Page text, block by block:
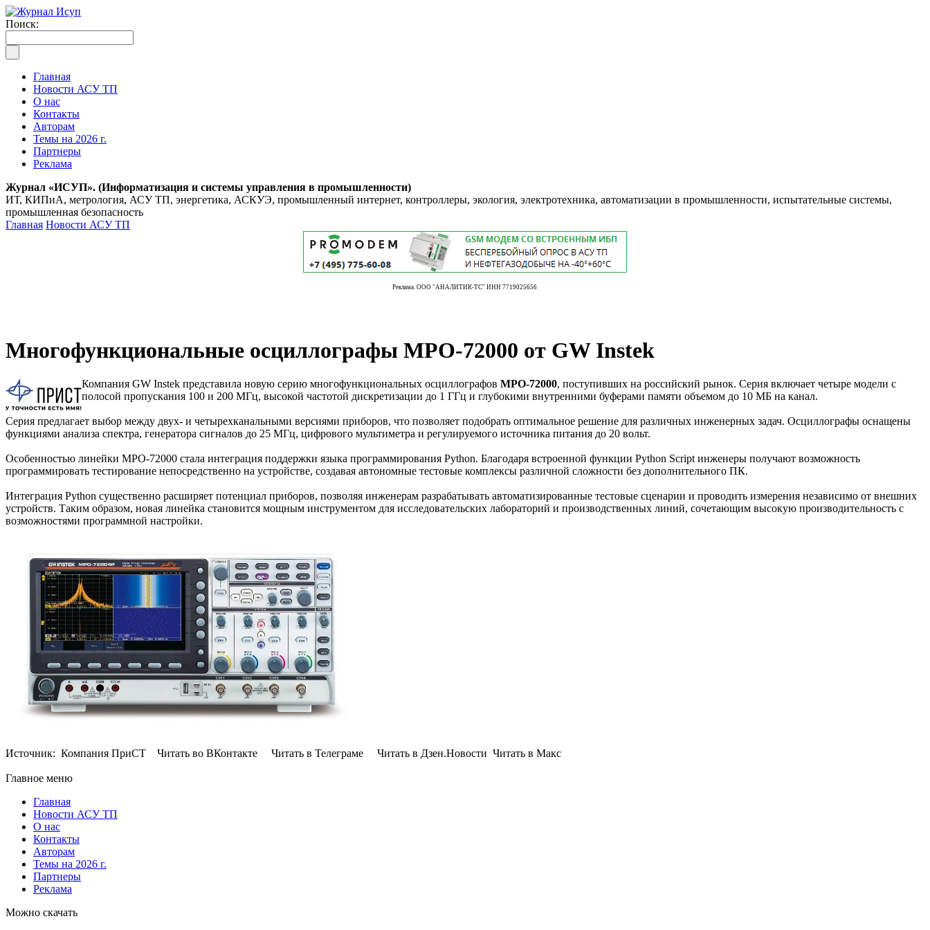
Поиск:
Главная
Новости АСУ ТП
О нас
Контакты
Авторам
Темы на 2026 г.
Партнеры
Реклама
Журнал «ИСУП». (Информатизация и системы управления в промышленности)
ИТ, КИПиА, метрология, АСУ ТП, энергетика, АСКУЭ, промышленный интернет, контроллеры, экология, электротехника, автоматизации в промышленности, испытательные системы,
промышленная безопасность
Главная Новости АСУ ТП
Реклама. ООО "АНАЛИТИК-ТС" ИНН 7719025656
Многофункциональные осциллографы MPO-72000 от GW Instek
Компания GW Instek представила новую серию многофункциональных осциллографов MPO-72000, поступивших на российский рынок. Серия включает четыре модели с
полосой пропускания 100 и 200 МГц, высокой частотой дискретизации до 1 ГГц и глубокими внутренними буферами памяти объемом до 10 МБ на канал.
Серия предлагает выбор между двух- и четырехканальными версиями приборов, что позволяет подобрать оптимальное решение для различных инженерных задач. Осциллографы оснащены
функциями анализа спектра, генератора сигналов до 25 МГц, цифрового мультиметра и регулируемого источника питания до 20 вольт.
Особенностью линейки MPO-72000 стала интеграция поддержки языка программирования Python. Благодаря встроенной функции Python Script инженеры получают возможность
программировать тестирование непосредственно на устройстве, создавая автономные тестовые комплексы различной сложности без дополнительного ПК.
Интеграция Python существенно расширяет потенциал приборов, позволяя инженерам разрабатывать автоматизированные тестовые сценарии и проводить измерения независимо от внешних
устройств. Таким образом, новая линейка становится мощным инструментом для исследовательских лабораторий и производственных линий, сочетающим высокую производительность с
возможностями программной настройки.
Источник: Компания ПриСТ Читать во ВКонтакте Читать в Телеграме Читать в Дзен.Новости Читать в Макс
Главное меню
Главная
Новости АСУ ТП
О нас
Контакты
Авторам
Темы на 2026 г.
Партнеры
Реклама
Можно скачать